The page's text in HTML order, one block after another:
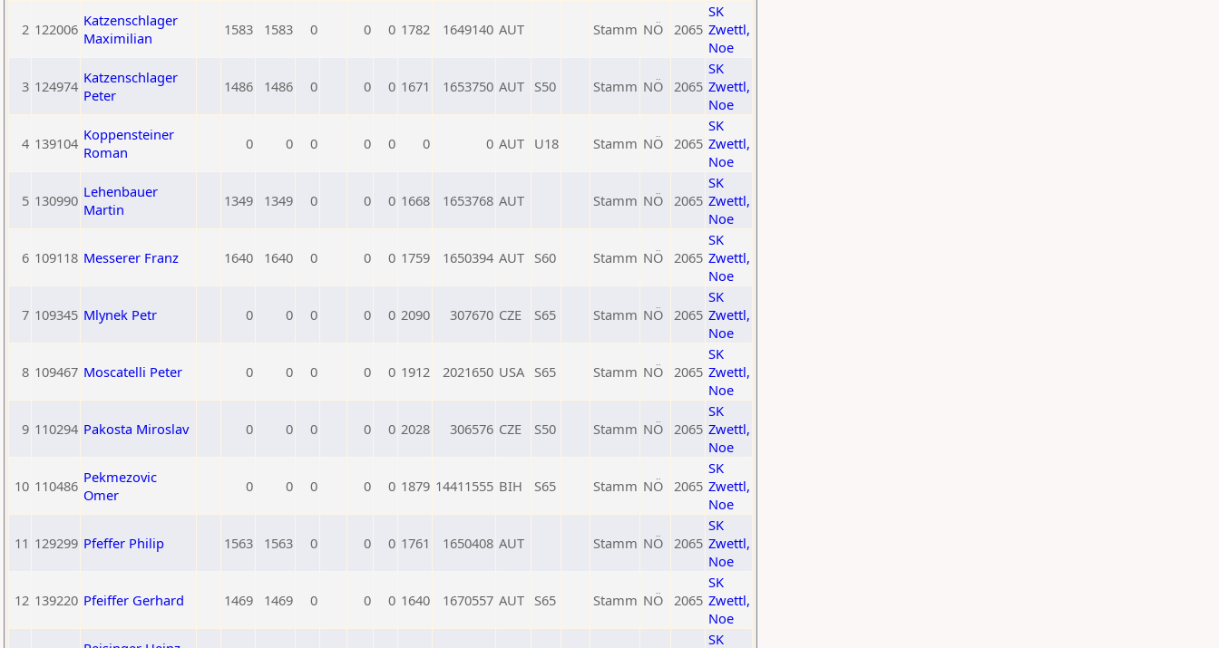
2 122006 Katzenschlager
Maximilian
1583 1583 0 0 0 1782 1649140 AUT Stamm NÖ 2065
SK
Zwettl,
Noe
3 124974 Katzenschlager
Peter
1486 1486 0 0 0 1671 1653750 AUT S50 Stamm NÖ 2065
SK
Zwettl,
Noe
4 139104 Koppensteiner
Roman
0 0 0 0 0 0 0 AUT U18 Stamm NÖ 2065
SK
Zwettl,
Noe
5 130990 Lehenbauer
Martin
1349 1349 0 0 0 1668 1653768 AUT Stamm NÖ 2065
SK
Zwettl,
Noe
6 109118 Messerer Franz 1640 1640 0 0 0 1759 1650394 AUT S60 Stamm NÖ 2065
SK
Zwettl,
Noe
7 109345 Mlynek Petr 0 0 0 0 0 2090 307670 CZE S65 Stamm NÖ 2065
SK
Zwettl,
Noe
8 109467 Moscatelli Peter 0 0 0 0 0 1912 2021650 USA S65 Stamm NÖ 2065
SK
Zwettl,
Noe
9 110294 Pakosta Miroslav 0 0 0 0 0 2028 306576 CZE S50 Stamm NÖ 2065
SK
Zwettl,
Noe
10 110486 Pekmezovic
Omer
0 0 0 0 0 1879 14411555 BIH S65 Stamm NÖ 2065
SK
Zwettl,
Noe
11 129299 Pfeffer Philip 1563 1563 0 0 0 1761 1650408 AUT Stamm NÖ 2065
SK
Zwettl,
Noe
12 139220 Pfeiffer Gerhard 1469 1469 0 0 0 1640 1670557 AUT S65 Stamm NÖ 2065
SK
Zwettl,
Noe
SK